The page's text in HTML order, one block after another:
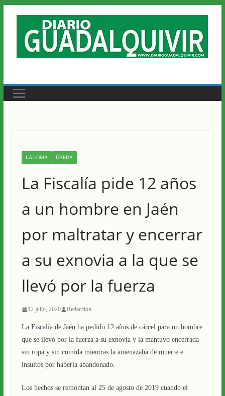
contenido
LA LOMA ÚBEDA
La Fiscalía pide 12 años
a un hombre en Jaén
por maltratar y encerrar
a su exnovia a la que se
llevó por la fuerza
12 julio, 2020 Redacción
La Fiscalía de Jaén ha pedido 12 años de cárcel para un hombre
que se llevó por la fuerza a su exnovia y la mantuvo encerrada
sin ropa y sin comida mientras la amenazaba de muerte e
insultos por haberla abandonado.
Los hechos se remontan al 25 de agosto de 2019 cuando el